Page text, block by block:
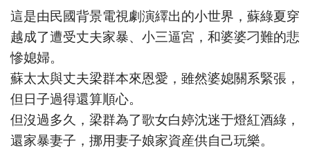
這是由民國背景電視劇演繹出的小世界，蘇綠夏穿
越成了遭受丈夫家暴、小三逼宮，和婆婆刁難的悲
慘媳婦。
蘇太太與丈夫梁群本來恩愛，雖然婆媳關系緊張，
但日子過得還算順心。
但沒過多久，梁群為了歌女白婷沈迷于燈紅酒綠，
還家暴妻子，挪用妻子娘家資産供自己玩樂。